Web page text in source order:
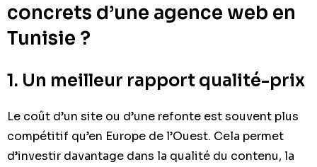
concrets d’une agence web en
Tunisie ?
1. Un meilleur rapport qualité-prix
Le coût d’un site ou d’une refonte est souvent plus
compétitif qu’en Europe de l’Ouest. Cela permet
d’investir davantage dans la qualité du contenu, la